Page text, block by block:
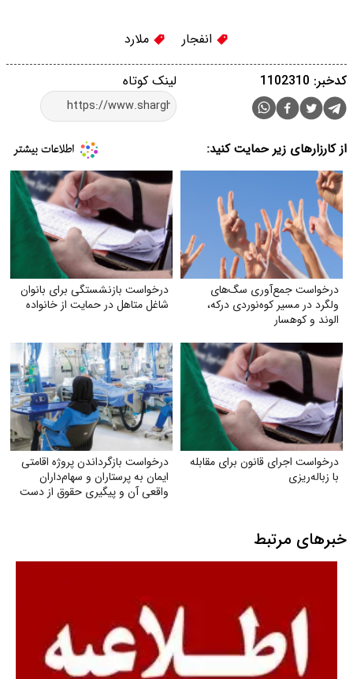
انفجار ملارد
لینک کوتاه کدخبر: 1102310
از کارزارهای زیر حمایت کنید:
درخواست جمع‌آوری سگ‌های
ولگرد در مسیر کوه‌نوردی درکه،
الوند و کوهسار
درخواست بازنشستگی برای بانوان
شاغل متاهل در حمایت از خانواده
درخواست اجرای قانون برای مقابله
با زباله‌ریزی
درخواست بازگرداندن پروژه اقامتی
ایمان به پرستاران و سهام‌داران
واقعی آن و پیگیری حقوق از دست
خبرهای مرتبط